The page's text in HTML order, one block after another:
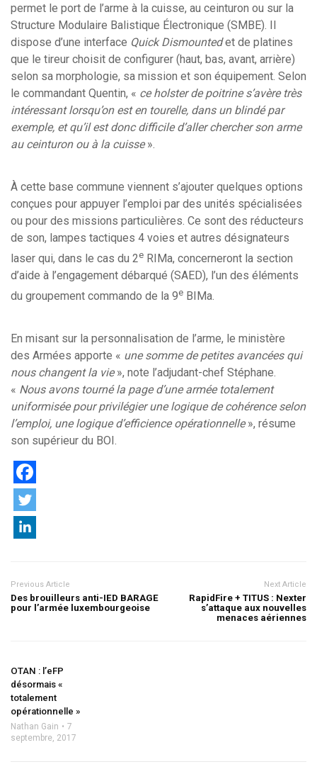
permet le port de l’arme à la cuisse, au ceinturon ou sur la
Structure Modulaire Balistique Électronique (SMBE). Il
dispose d’une interface Quick Dismountedet de platines
que le tireur choisit de configurer (haut, bas, avant, arrière)
selon sa morphologie, sa mission et son équipement. Selon
le commandant Quentin, « ce holster de poitrine s’avère très
intéressant lorsqu’on est en tourelle, dans un blindé par
exemple, et qu’il est donc difficile d’aller chercher son arme
au ceinturon ou à la cuisse».
À cette base commune viennent s’ajouter quelques options
conçues pour appuyer l’emploi par des unités spécialisées
ou pour des missions particulières. Ce sont des réducteurs
de son, lampes tactiques 4 voies et autres désignateurs
laser qui, dans le cas du 2e RIMa, concerneront la section
d’aide à l’engagement débarqué (SAED), l’un des éléments
du groupement commando de la 9e BIMa.
En misant sur la personnalisation de l’arme, le ministère
des Armées apporte « une somme de petites avancées qui
nous changent la vie», note l’adjudant-chef Stéphane.
« Nous avons tourné la page d’une armée totalement
uniformisée pour privilégier une logique de cohérence selon
l’emploi, une logique d’efficience opérationnelle», résume
son supérieur du BOI.
Previous Article
Des brouilleurs anti-IED BARAGE
pour l’armée luxembourgeoise
Next Article
RapidFire + TITUS : Nexter
s’attaque aux nouvelles
menaces aériennes
OTAN : l’eFP
désormais «
totalement
opérationnelle »
Nathan Gain
7
septembre, 2017